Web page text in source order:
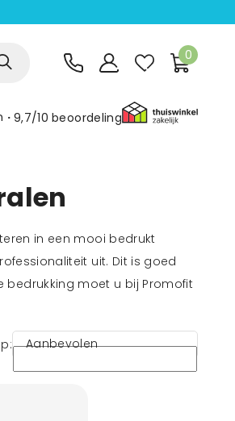
0
9,7/10 beoordeling
in een mooi bedrukt
uit. Dit is goed
moet u bij Promofit
Aanbevolen